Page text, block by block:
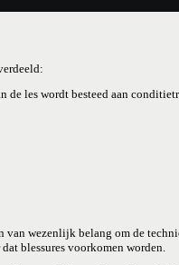
de les wordt besteed aan
van wezenlijk belang om de
blessures voorkomen worden.